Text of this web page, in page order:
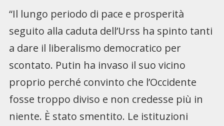
“Il lungo periodo di pace e prosperità
seguito alla caduta dell’Urss ha spinto tanti
a dare il liberalismo democratico per
scontato. Putin ha invaso il suo vicino
proprio perché convinto che l’Occidente
fosse troppo diviso e non credesse più in
niente. È stato smentito. Le istituzioni